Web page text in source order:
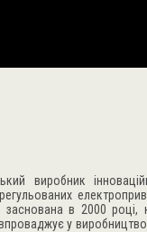
виробник
в 2000 році,
у виробництво